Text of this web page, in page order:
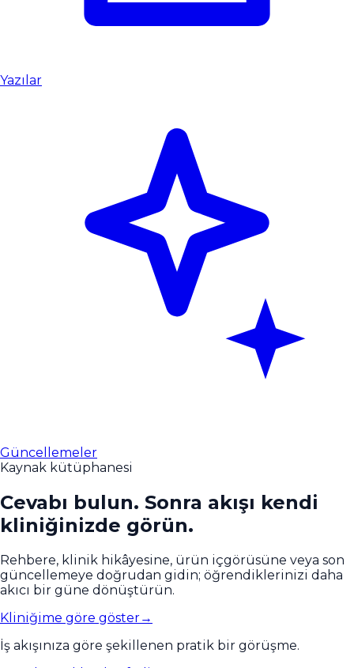
Yazılar
Güncellemeler
Kaynak kütüphanesi
Cevabı bulun. Sonra akışı kendi
kliniğinizde görün.
Rehbere, klinik hikâyesine, ürün içgörüsüne veya son
güncellemeye doğrudan gidin; öğrendiklerinizi daha
akıcı bir güne dönüştürün.
Kliniğime göre göster→
İş akışınıza göre şekillenen pratik bir görüşme.